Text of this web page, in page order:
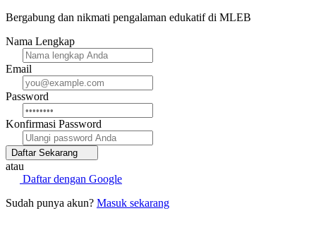
Bergabung dan nikmati pengalaman edukatif di MLEB
Nama Lengkap
Email
Password
Konfirmasi Password
Daftar Sekarang
atau
Daftar dengan Google
Sudah punya akun? Masuk sekarang